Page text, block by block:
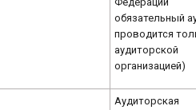
обязательный
проводится
аудиторской
организацией)
Аудиторская